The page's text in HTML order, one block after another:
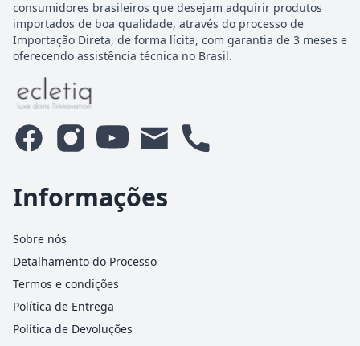
consumidores brasileiros que desejam adquirir produtos
importados de boa qualidade, através do processo de
Importação Direta, de forma lícita, com garantia de 3 meses e
oferecendo assistência técnica no Brasil.
Informações
Sobre nós
Detalhamento do Processo
Termos e condições
Política de Entrega
Política de Devoluções